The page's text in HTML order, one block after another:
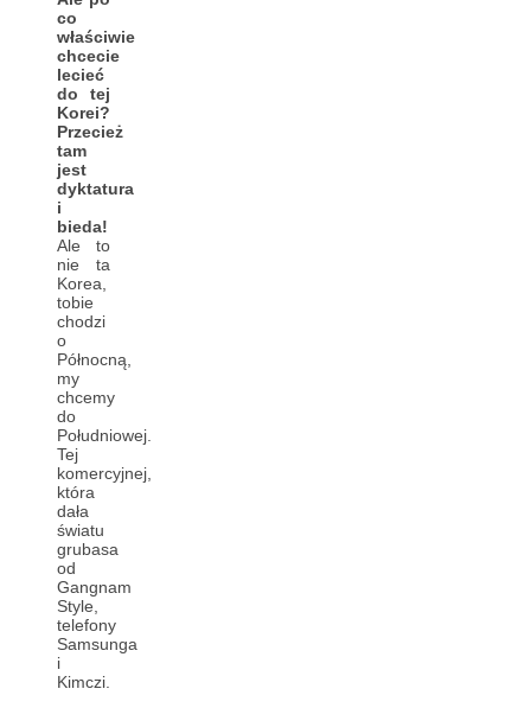
co
właściwie
chcecie
lecieć
do tej
Korei?
Przecież
tam
jest
dyktatura
i
bieda!
Ale to
nie ta
Korea,
tobie
chodzi
o
Północną,
my
chcemy
do
Południowej.
Tej
komercyjnej,
która
dała
światu
grubasa
od
Gangnam
Style,
telefony
Samsunga
i
Kimczi.